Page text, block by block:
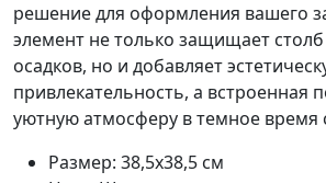
решение для оформления вашего
элемент не только защищает
осадков, но и добавляет
привлекательность, а встроенная
уютную атмосферу в темное время
Размер: 38,5х38,5 см